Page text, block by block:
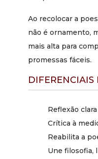
Ao recolocar a
não é ornamento,
mais alta para
promessas fáceis.
DIFERENCIAIS
Reflexão
Crítica à
Reabilita a
Une filosofia,